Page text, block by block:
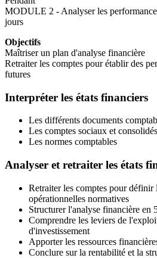
MODULE 2 - Analyser les
jours
Objectifs
Maîtriser un plan d'analyse financière
Retraiter les comptes pour établir des
futures
Interpréter les états financiers
Les différents documents
Les comptes sociaux et consolidés
Les normes comptables
Analyser et retraiter les états
Retraiter les comptes pour définir
opérationnelles normatives
Structurer l'analyse financière en
Comprendre les leviers de
d'investissement
Apporter les ressources
Conclure sur la rentabilité et la